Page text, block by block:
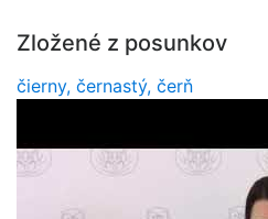
Zložené z posunkov
čierny, černastý, čerň